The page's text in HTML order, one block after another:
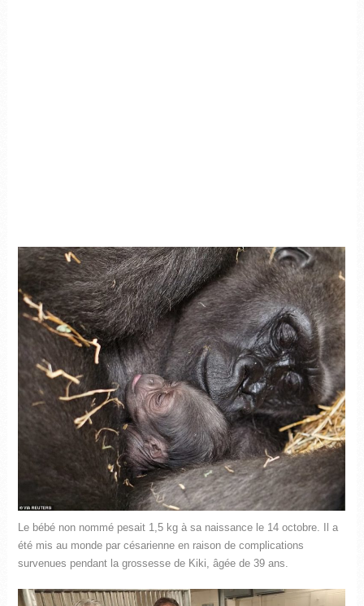
Le bébé non nommé pesait 1,5 kg à sa naissance le 14 octobre. Il a
été mis au monde par césarienne en raison de complications
survenues pendant la grossesse de Kiki, âgée de 39 ans.